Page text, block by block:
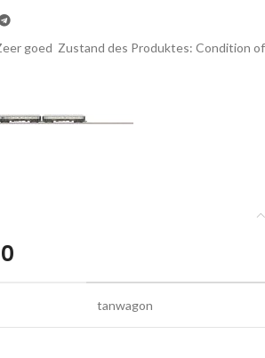
goed Zustand des Produktes: Condition of
tanwagon